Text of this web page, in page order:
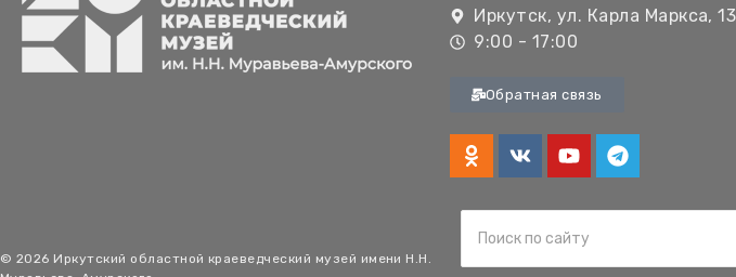
© 2026 Иркутский областной краеведческий музей имени Н.Н.
Иркутск, ул. Карла Маркса, 13
9:00 - 17:00
Обратная связь